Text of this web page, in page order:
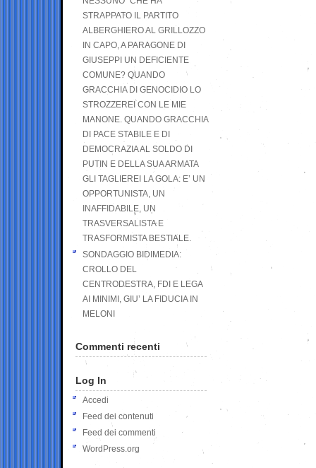
STRAPPATO IL PARTITO
ALBERGHIERO AL GRILLOZZO
IN CAPO, A PARAGONE DI
GIUSEPPI UN DEFICIENTE
COMUNE? QUANDO
GRACCHIA DI GENOCIDIO LO
STROZZEREI CON LE MIE
MANONE. QUANDO GRACCHIA
DI PACE STABILE E DI
DEMOCRAZIA AL SOLDO DI
PUTIN E DELLA SUA ARMATA
GLI TAGLIEREI LA GOLA: E’ UN
OPPORTUNISTA, UN
INAFFIDABILE, UN
TRASVERSALISTA E
TRASFORMISTA BESTIALE.
SONDAGGIO BIDIMEDIA:
CROLLO DEL
CENTRODESTRA, FDI E LEGA
AI MINIMI, GIU’ LA FIDUCIA IN
MELONI
Commenti recenti
Log In
Accedi
Feed dei contenuti
Feed dei commenti
WordPress.org